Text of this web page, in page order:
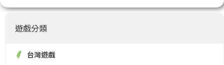
遊戲分類
台灣遊戲